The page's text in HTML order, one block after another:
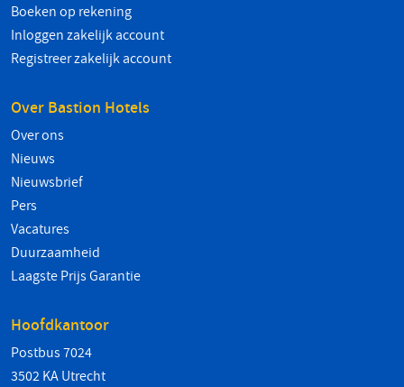
Boeken op rekening
Inloggen zakelijk account
Registreer zakelijk account
Over Bastion Hotels
Over ons
Nieuws
Nieuwsbrief
Pers
Vacatures
Duurzaamheid
Laagste Prijs Garantie
Hoofdkantoor
Postbus 7024
3502 KA Utrecht